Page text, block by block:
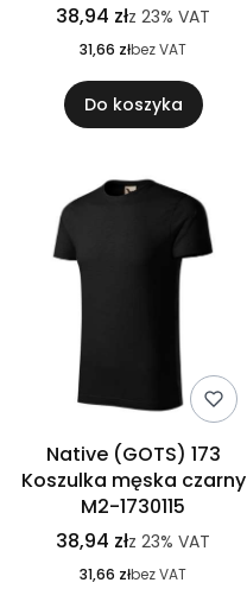
38,94 złz 23% VAT
31,66 złbez VAT
Do koszyka
Native (GOTS) 173
Koszulka męska czarny
M2-1730115
38,94 złz 23% VAT
31,66 złbez VAT